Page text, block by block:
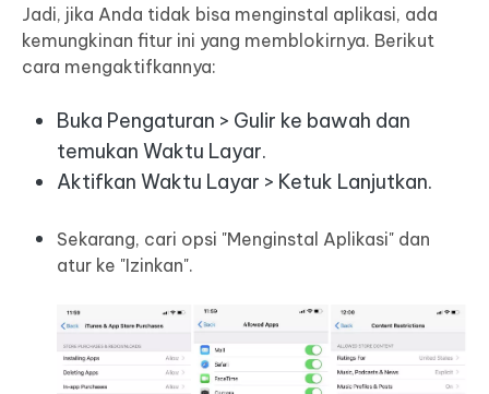
Jadi, jika Anda tidak bisa menginstal aplikasi, ada
kemungkinan fitur ini yang memblokirnya. Berikut
cara mengaktifkannya:
Buka Pengaturan > Gulir ke bawah dan
temukan Waktu Layar.
Aktifkan Waktu Layar > Ketuk Lanjutkan.
Sekarang, cari opsi "Menginstal Aplikasi" dan
atur ke "Izinkan".